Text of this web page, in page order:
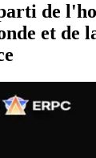
de
et de